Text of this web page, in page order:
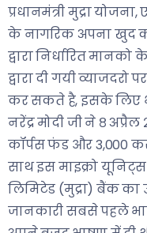
प्रधानमंत्री मुद्रा
के नागरिक अपना खुद
द्वारा निर्धारित
द्वारा दी गयी
कर सकते है, इसके लिए
नरेंद्र मोदी जी ने ८
कॉर्पस फंड और 3,000
साथ इस माइक्रो
लिमिटेड (मुद्रा) बैंक का
जानकारी सबसे पहले